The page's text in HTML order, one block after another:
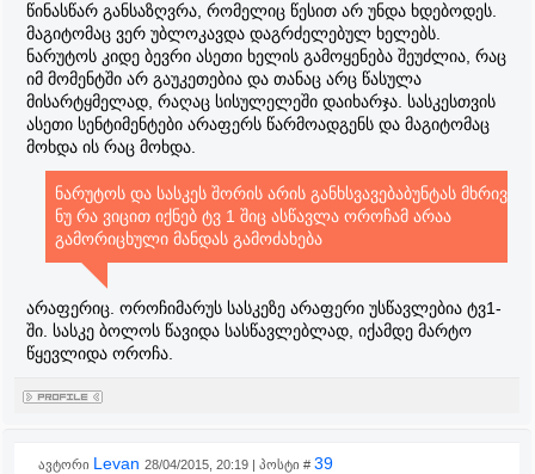
წინასწარ განსაზღვრა, რომელიც წესით არ უნდა ხდებოდეს.
მაგიტომაც ვერ უბლოკავდა დაგრძელებულ ხელებს.
ნარუტოს კიდე ბევრი ასეთი ხელის გამოყენება შეუძლია, რაც
იმ მომენტში არ გაუკეთებია და თანაც არც წასულა
მისარტყმელად, რაღაც სისულელეში დაიხარჯა. სასკესთვის
ასეთი სენტიმენტები არაფერს წარმოადგენს და მაგიტომაც
მოხდა ის რაც მოხდა.
ნარუტოს და სასკეს შორის არის განხსვავებაბუნტას მხრივ
ნუ რა ვიცით იქნებ ტვ 1 შიც ასწავლა ოროჩამ არაა
გამორიცხული მანდას გამოძახება
არაფერიც. ოროჩიმარუს სასკეზე არაფერი უსწავლებია ტვ1-
ში. სასკე ბოლოს წავიდა სასწავლებლად, იქამდე მარტო
წყევლიდა ოროჩა.
ავტორი Levan 28/04/2015, 20:19 | პოსტი # 39